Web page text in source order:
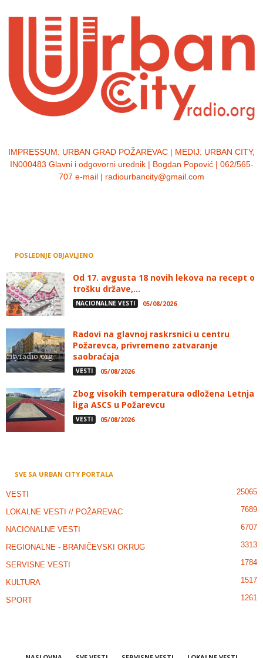
IMPRESSUM: URBAN GRAD POŽAREVAC | MEDIJ: URBAN CITY,
IN000483 Glavni i odgovorni urednik | Bogdan Popović | 062/565-
707 e-mail | radiourbancity@gmail.com
POSLEDNJE OBJAVLJENO
Od 17. avgusta 18 novih lekova na recept o
trošku države,...
NACIONALNE VESTI 05/08/2026
Radovi na glavnoj raskrsnici u centru
Požarevca, privremeno zatvaranje
saobraćaja
VESTI 05/08/2026
Zbog visokih temperatura odložena Letnja
liga ASCS u Požarevcu
VESTI 05/08/2026
SVE SA URBAN CITY PORTALA
VESTI 25065
LOKALNE VESTI // POŽAREVAC 7689
NACIONALNE VESTI 6707
REGIONALNE - BRANIČEVSKI OKRUG 3313
SERVISNE VESTI 1784
KULTURA 1517
SPORT 1261